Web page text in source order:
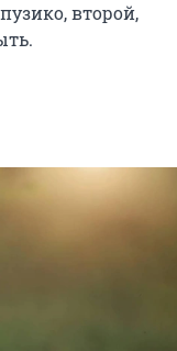
второй,